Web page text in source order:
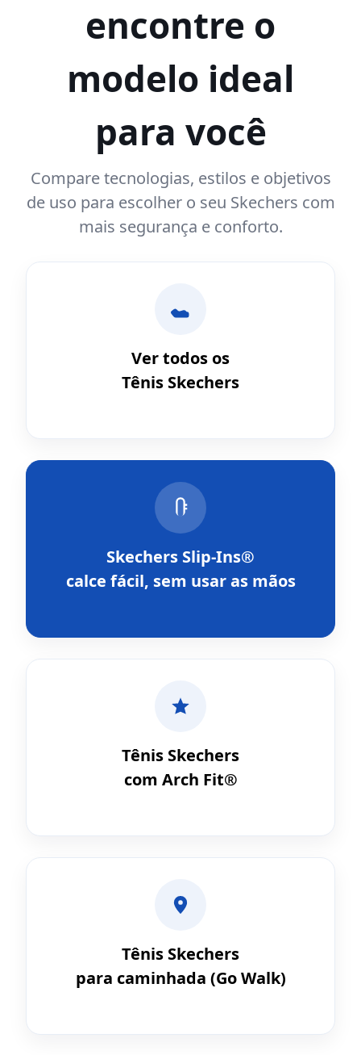
encontre o
modelo ideal
para você
Compare tecnologias, estilos e objetivos
de uso para escolher o seu Skechers com
mais segurança e conforto.
Ver todos os
Tênis Skechers
Skechers Slip-Ins®
calce fácil, sem usar as mãos
Tênis Skechers
com Arch Fit®
Tênis Skechers
para caminhada (Go Walk)